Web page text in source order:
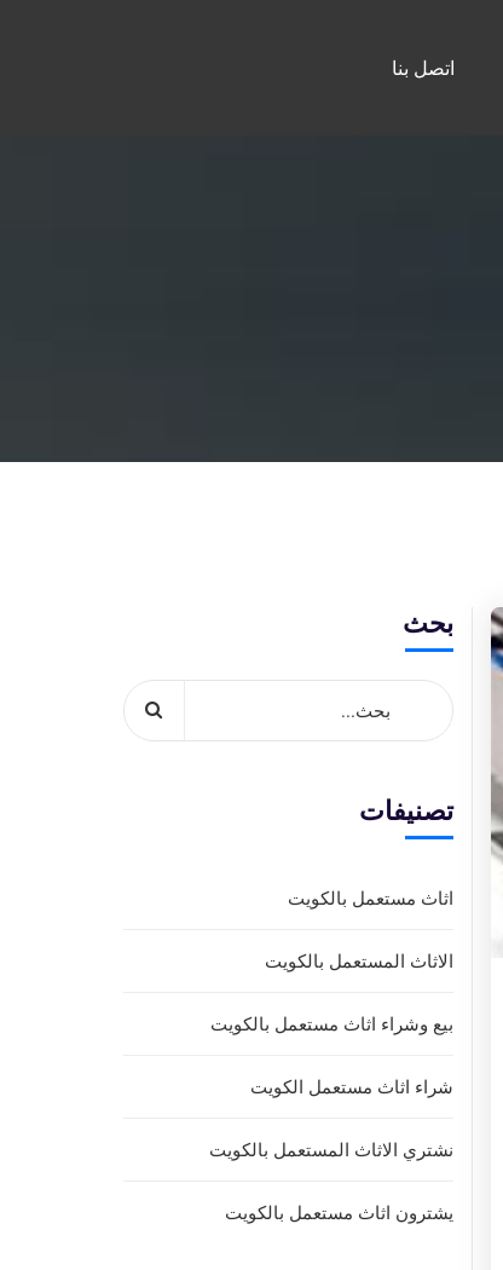
اتصل بنا
بحث
تصنيفات
اثاث مستعمل بالكويت
الاثاث المستعمل بالكويت
بيع وشراء اثاث مستعمل بالكويت
شراء اثاث مستعمل الكويت
نشتري الاثاث المستعمل بالكويت
يشترون اثاث مستعمل بالكويت